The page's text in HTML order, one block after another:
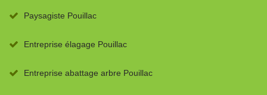
Paysagiste Pouillac
Entreprise élagage Pouillac
Entreprise abattage arbre Pouillac